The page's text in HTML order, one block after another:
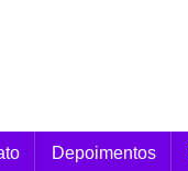
Depoimentos